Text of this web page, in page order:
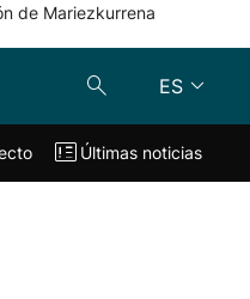
de Mariezkurrena
ES
En directo
Últimas noticias